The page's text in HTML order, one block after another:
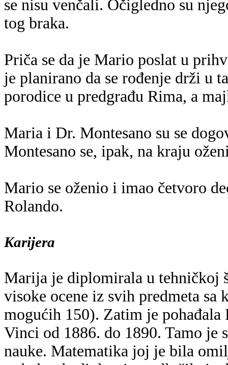
se nisu venčali. Očigledno su
tog braka.
Priča se da je Mario poslat u
je planirano da se rođenje drži u
porodice u predgrađu Rima, a
Maria i Dr. Montesano su se
Montesano se, ipak, na kraju
Mario se oženio i imao četvoro
Rolando.
Karijera
Marija je diplomirala u tehničkoj
visoke ocene iz svih predmeta
mogućih 150). Zatim je
Vinci od 1886. do 1890. Tamo je
nauke. Matematika joj je bila